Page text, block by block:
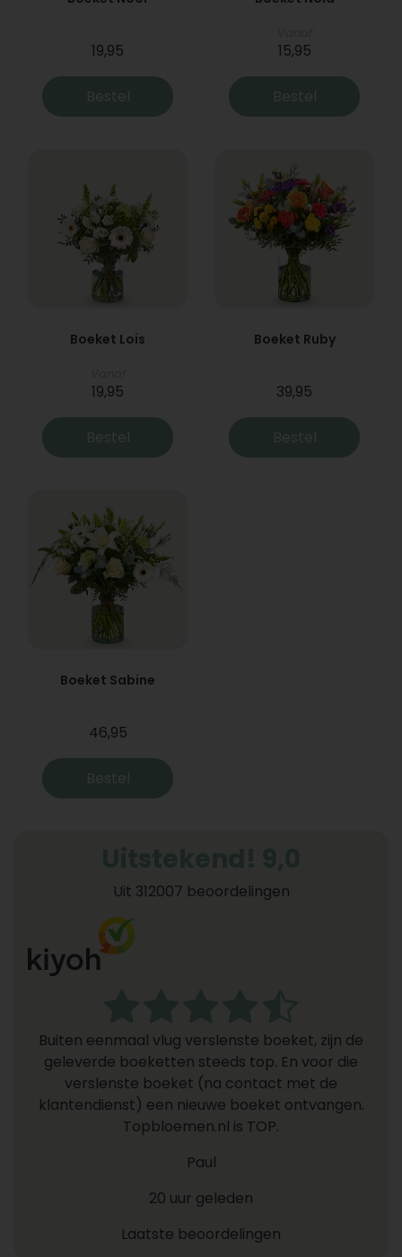
19,95
Bestel
15,95
Bestel
Boeket Lois
19,95
Bestel
Boeket Ruby
39,95
Bestel
Boeket Sabine
46,95
Bestel
Uit 312007 beoordelingen
Buiten eenmaal vlug verslenste boeket, zijn de
geleverde boeketten steeds top. En voor die
verslenste boeket (na contact met de
klantendienst) een nieuwe boeket ontvangen.
Topbloemen.nl is TOP.
Paul
20 uur geleden
Laatste beoordelingen